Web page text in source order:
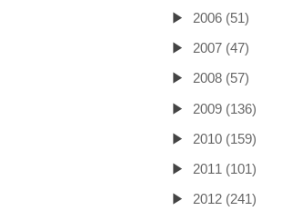
2006 (51)
2007 (47)
2008 (57)
2009 (136)
2010 (159)
2011 (101)
2012 (241)